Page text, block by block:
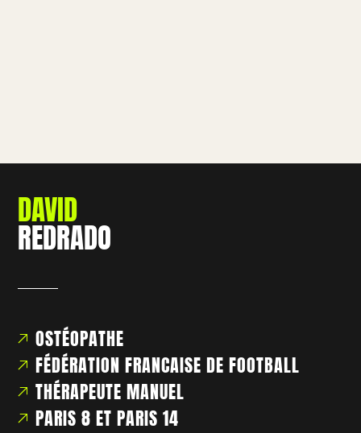
DAVID
REDRADO
OSTÉOPATHE
FÉDÉRATION FRANCAISE DE FOOTBALL
THÉRAPEUTE MANUEL
PARIS 8 ET PARIS 14